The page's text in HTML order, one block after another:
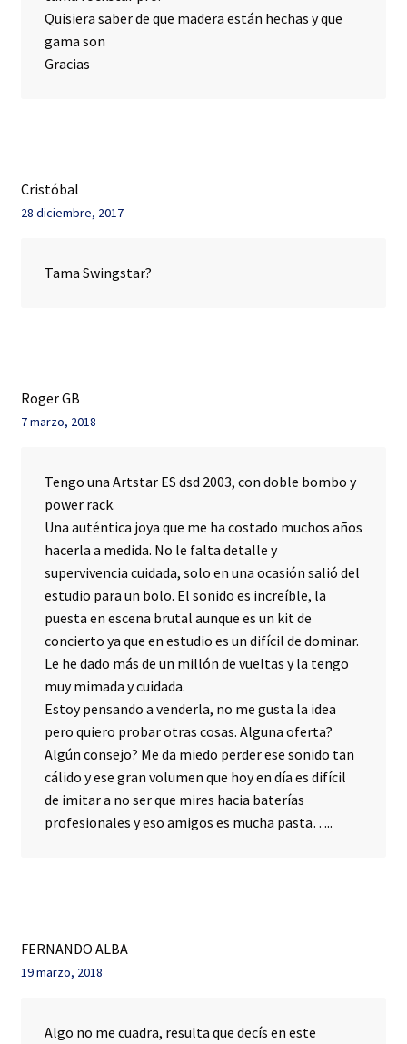
Quisiera saber de que madera están hechas y que
gama son
Gracias
Cristóbal
28 diciembre, 2017
Tama Swingstar?
Roger GB
7 marzo, 2018
Tengo una Artstar ES dsd 2003, con doble bombo y
power rack.
Una auténtica joya que me ha costado muchos años
hacerla a medida. No le falta detalle y
supervivencia cuidada, solo en una ocasión salió del
estudio para un bolo. El sonido es increíble, la
puesta en escena brutal aunque es un kit de
concierto ya que en estudio es un difícil de dominar.
Le he dado más de un millón de vueltas y la tengo
muy mimada y cuidada.
Estoy pensando a venderla, no me gusta la idea
pero quiero probar otras cosas. Alguna oferta?
Algún consejo? Me da miedo perder ese sonido tan
cálido y ese gran volumen que hoy en día es difícil
de imitar a no ser que mires hacia baterías
profesionales y eso amigos es mucha pasta…..
FERNANDO ALBA
19 marzo, 2018
Algo no me cuadra, resulta que decís en este